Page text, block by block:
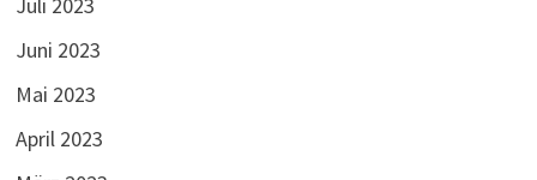
Juli 2023
Juni 2023
Mai 2023
April 2023